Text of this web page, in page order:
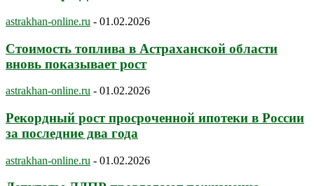
astrakhan-online.ru - 01.02.2026
Стоимость топлива в Астраханской области
вновь показывает рост
astrakhan-online.ru - 01.02.2026
Рекордный рост просроченной ипотеки в России
за последние два года
astrakhan-online.ru - 01.02.2026